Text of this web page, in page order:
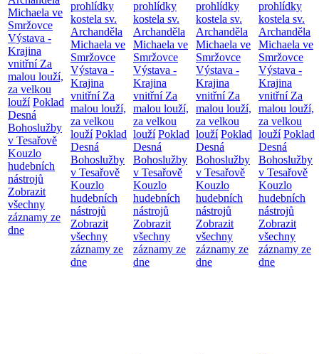
Michaela ve
Smržovce
Výstava -
Krajina
vnitřní Za
malou louží,
za velkou
louží Poklad
Desná
Bohoslužby
v Tesařově
Kouzlo
hudebních
nástrojů
Zobrazit
všechny
záznamy ze
dne
prohlídky
kostela sv.
Archanděla
Michaela ve
Smržovce
Výstava -
Krajina
vnitřní Za
malou louží,
za velkou
louží Poklad
Desná
Bohoslužby
v Tesařově
Kouzlo
hudebních
nástrojů
Zobrazit
všechny
záznamy ze
dne
prohlídky
kostela sv.
Archanděla
Michaela ve
Smržovce
Výstava -
Krajina
vnitřní Za
malou louží,
za velkou
louží Poklad
Desná
Bohoslužby
v Tesařově
Kouzlo
hudebních
nástrojů
Zobrazit
všechny
záznamy ze
dne
prohlídky
kostela sv.
Archanděla
Michaela ve
Smržovce
Výstava -
Krajina
vnitřní Za
malou louží,
za velkou
louží Poklad
Desná
Bohoslužby
v Tesařově
Kouzlo
hudebních
nástrojů
Zobrazit
všechny
záznamy ze
dne
prohlídky
kostela sv.
Archanděla
Michaela ve
Smržovce
Výstava -
Krajina
vnitřní Za
malou louží,
za velkou
louží Poklad
Desná
Bohoslužby
v Tesařově
Kouzlo
hudebních
nástrojů
Zobrazit
všechny
záznamy ze
dne